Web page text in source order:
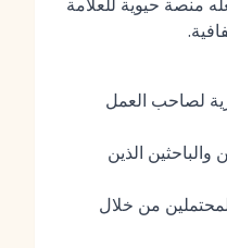
لصاحب العمل
الذين
من خلال